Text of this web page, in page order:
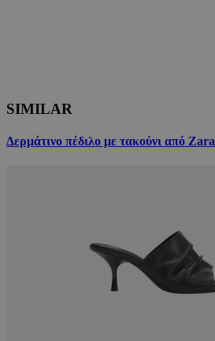
SIMILAR
Δερμάτινο πέδιλο με τακούνι από Zara